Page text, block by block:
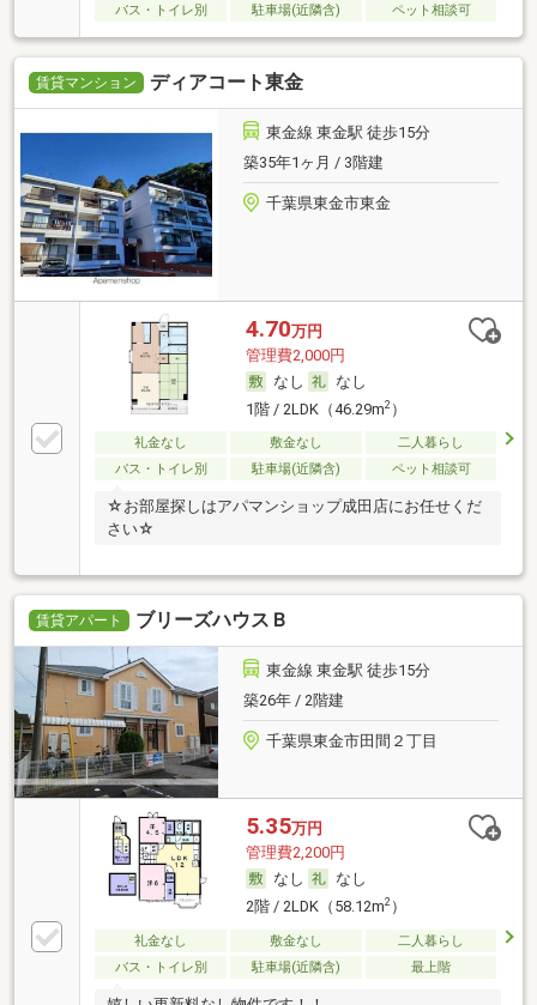
バス・トイレ別
駐車場(近隣含) ペット相談可
賃貸マンション ディアコート東金
東金線 東金駅 徒歩15分
築35年1ヶ月 / 3階建
千葉県東金市東金
4.70万円
管理費2,000円
なし
なし
1階 / 2LDK（46.29m2）
礼金なし 敷金なし
二人暮らし
バス・トイレ別
駐車場(近隣含) ペット相談可
☆お部屋探しはアパマンショップ成田店にお任せくだ
さい☆
賃貸アパート ブリーズハウスＢ
東金線 東金駅 徒歩15分
築26年 / 2階建
千葉県東金市田間２丁目
5.35万円
管理費2,200円
なし
なし
2階 / 2LDK（58.12m2）
礼金なし 敷金なし
二人暮らし
バス・トイレ別
駐車場(近隣含) 最上階